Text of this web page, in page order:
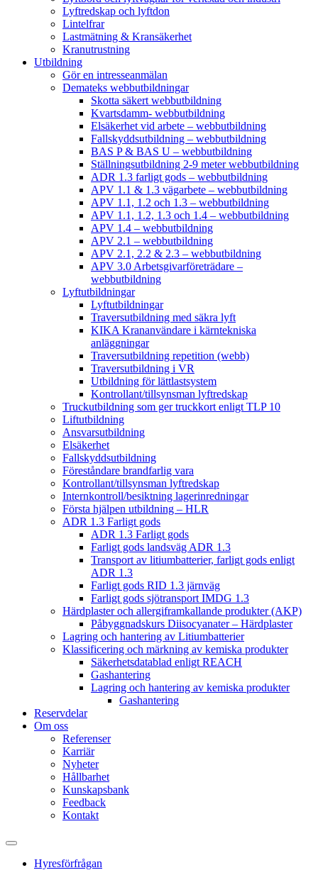
Lyftredskap och lyftdon
Lintelfrar
Lastmätning & Kransäkerhet
Kranutrustning
Utbildning
Gör en intresseanmälan
Demateks webbutbildningar
Skotta säkert webbutbildning
Kvartsdamm- webbutbildning
Elsäkerhet vid arbete – webbutbildning
Fallskyddsutbildning – webbutbildning
BAS P & BAS U – webbutbildning
Ställningsutbildning 2-9 meter webbutbildning
ADR 1.3 farligt gods – webbutbildning
APV 1.1 & 1.3 vägarbete – webbutbildning
APV 1.1, 1.2 och 1.3 – webbutbildning
APV 1.1, 1.2, 1.3 och 1.4 – webbutbildning
APV 1.4 – webbutbildning
APV 2.1 – webbutbildning
APV 2.1, 2.2 & 2.3 – webbutbildning
APV 3.0 Arbetsgivarföreträdare –
webbutbildning
Lyftutbildningar
Lyftutbildningar
Traversutbildning med säkra lyft
KIKA Krananvändare i kärntekniska
anläggningar
Traversutbildning repetition (webb)
Traversutbildning i VR
Utbildning för lättlastsystem
Kontrollant/tillsynsman lyftredskap
Truckutbildning som ger truckkort enligt TLP 10
Liftutbildning
Ansvarsutbildning
Elsäkerhet
Fallskyddsutbildning
Föreståndare brandfarlig vara
Kontrollant/tillsynsman lyftredskap
Internkontroll/besiktning lagerinredningar
Första hjälpen utbildning – HLR
ADR 1.3 Farligt gods
ADR 1.3 Farligt gods
Farligt gods landsväg ADR 1.3
Transport av litiumbatterier, farligt gods enligt
ADR 1.3
Farligt gods RID 1.3 järnväg
Farligt gods sjötransport IMDG 1.3
Härdplaster och allergiframkallande produkter (AKP)
Påbyggnadskurs Diisocyanater – Härdplaster
Lagring och hantering av Litiumbatterier
Klassificering och märkning av kemiska produkter
Säkerhetsdatablad enligt REACH
Gashantering
Lagring och hantering av kemiska produkter
Gashantering
Reservdelar
Om oss
Referenser
Karriär
Nyheter
Hållbarhet
Kunskapsbank
Feedback
Kontakt
Hyresförfrågan